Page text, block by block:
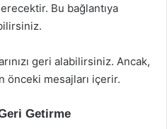
Bu bağlantıya
geri alabilirsiniz. Ancak,
önceki mesajları içerir.
Getirme